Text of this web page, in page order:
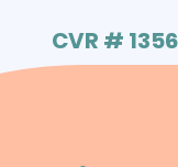
CVR #